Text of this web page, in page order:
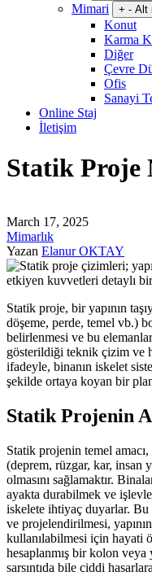
Mimari + - Alt
Konut
Karma
Diğer
Çevre
Ofis
Sanayi
Online Staj
İletişim
Statik Proje
March 17, 2025
Mimarlık
Yazan Elanur OKTAY
Statik proje, bir yapının
döşeme, perde, temel vb.)
belirlenmesi ve bu
gösterildiği teknik çizim ve
ifadeyle, binanın iskelet
şekilde ortaya koyan bir
Statik Projenin
Statik projenin temel
(deprem, rüzgar, kar, insan
olmasını sağlamaktır.
ayakta durabilmek ve
iskelete ihtiyaç duyarlar. Bu
ve projelendirilmesi,
kullanılabilmesi için hayati
hesaplanmış bir kolon
sarsıntıda bile ciddi